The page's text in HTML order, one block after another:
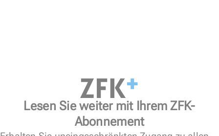
Lesen Sie weiter mit Ihrem ZFK-
Abonnement